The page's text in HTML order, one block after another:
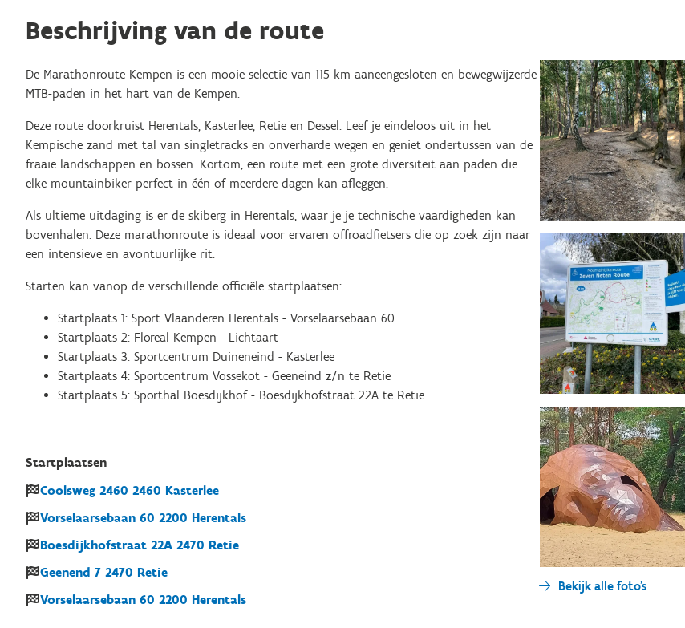
Beschrijving van de route
De Marathonroute Kempen is een mooie selectie van 115 km aaneengesloten en bewegwijzerde
MTB-paden in het hart van de Kempen.
Deze route doorkruist Herentals, Kasterlee, Retie en Dessel. Leef je eindeloos uit in het
Kempische zand met tal van singletracks en onverharde wegen en geniet ondertussen van de
fraaie landschappen en bossen. Kortom, een route met een grote diversiteit aan paden die
elke mountainbiker perfect in één of meerdere dagen kan afleggen.
Als ultieme uitdaging is er de skiberg in Herentals, waar je je technische vaardigheden kan
bovenhalen. Deze marathonroute is ideaal voor ervaren offroadfietsers die op zoek zijn naar
een intensieve en avontuurlijke rit.
Starten kan vanop de verschillende officiële startplaatsen:
Startplaats 1: Sport Vlaanderen Herentals - Vorselaarsebaan 60
Startplaats 2: Floreal Kempen - Lichtaart
Startplaats 3: Sportcentrum Duineneind - Kasterlee
Startplaats 4: Sportcentrum Vossekot - Geeneind z/n te Retie
Startplaats 5: Sporthal Boesdijkhof - Boesdijkhofstraat 22A te Retie
Startplaatsen
Coolsweg 2460 2460 Kasterlee
Vorselaarsebaan 60 2200 Herentals
Boesdijkhofstraat 22A 2470 Retie
Geenend 7 2470 Retie
Vorselaarsebaan 60 2200 Herentals
Bekijk alle foto's